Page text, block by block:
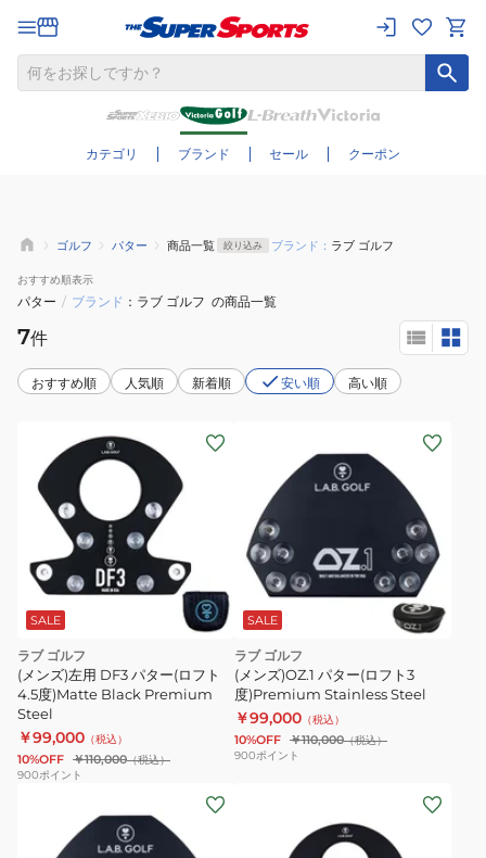
カテゴリ ブランド セール クーポン
さらに絞り込む
ゴルフ パター 商品一覧 絞り込み ブランド： ラブ ゴルフ
おすすめ順表示
パター / ブランド ラブ ゴルフ の商品一覧
7件
おすすめ順 人気順 新着順 安い順 高い順
SALE
ラブ ゴルフ
(メンズ)左用 DF3 パター(ロフト
4.5度)Matte Black Premium
Steel
￥99,000 （税込）
10%OFF ￥110,000（税込）
900ポイント
SALE
ラブ ゴルフ
(メンズ)OZ.1 パター(ロフト3
度)Premium Stainless Steel
￥99,000 （税込）
10%OFF ￥110,000（税込）
900ポイント